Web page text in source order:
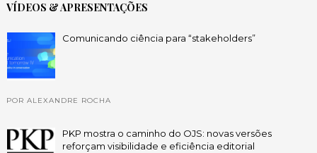
VÍDEOS & APRESENTAÇÕES
Comunicando ciência para “stakeholders”
POR ALEXANDRE ROCHA
PKP mostra o caminho do OJS: novas versões
reforçam visibilidade e eficiência editorial